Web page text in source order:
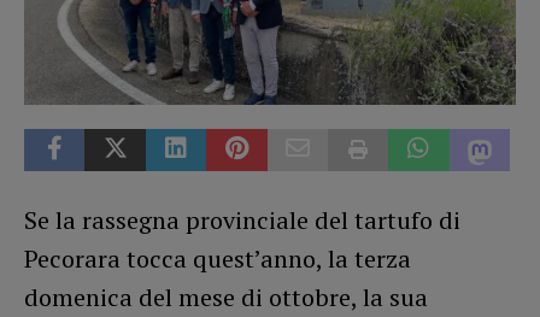
Se la rassegna provinciale del tartufo di
Pecorara tocca quest’anno, la terza
domenica del mese di ottobre, la sua